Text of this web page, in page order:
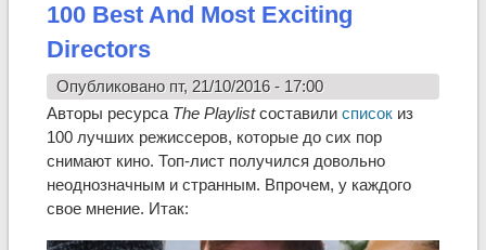
100 Best And Most Exciting
Directors
Опубликовано пт, 21/10/2016 - 17:00
Авторы ресурса The Playlistсоставили списокиз
100 лучших режиссеров, которые до сих пор
снимают кино. Топ-лист получился довольно
неоднозначным и странным. Впрочем, у каждого
свое мнение. Итак: